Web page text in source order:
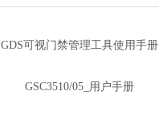
GDS可视门禁管理工具使用手册
GSC3510/05_用户手册